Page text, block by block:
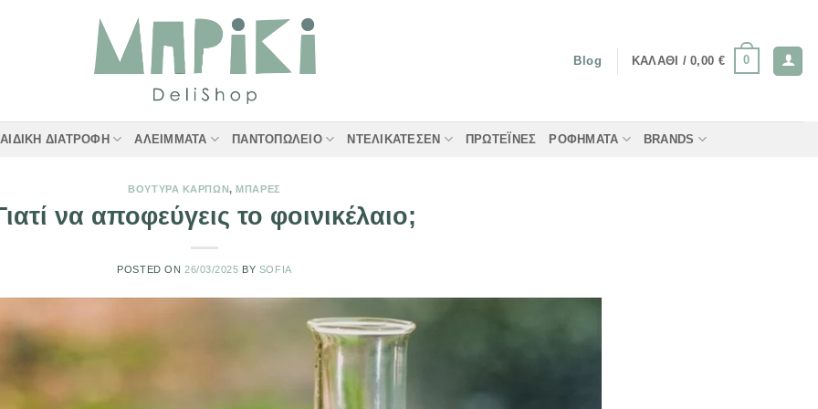
Blog ΚΑΛΆΘΙ /0,00 € 0
ΔΙΑΤΡΟΦΉ ΑΛΕΊΜΜΑΤΑ ΠΑΝΤΟΠΩΛΕΊΟ ΝΤΕΛΙΚΑΤΈΣΕΝ ΠΡΩΤΕΪ́ΝΕΣ ΡΟΦΉΜΑΤΑ BRANDS
ΒΟΎΤΥΡΑ ΚΑΡΠΏΝ,ΜΠΆΡΕΣ
να αποφεύγεις το φοινικέλαιο;
POSTED ON 26/03/2025 BY SOFIA